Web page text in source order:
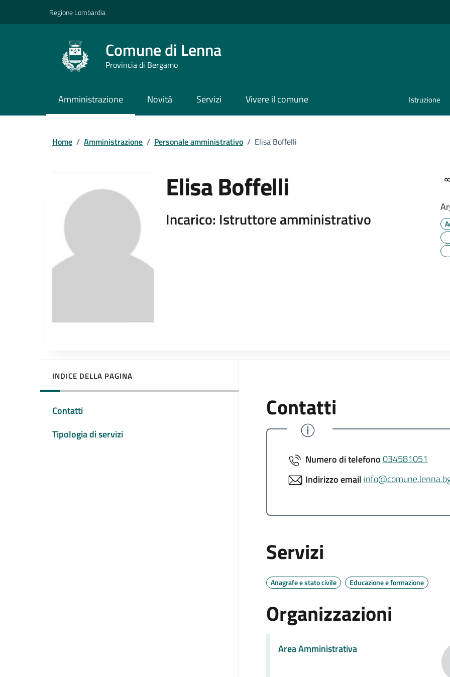
Regione Lombardia
Comune di Lenna
Provincia di Bergamo
Amministrazione Novità Servizi Vivere il comune Istruzione
Home / Amministrazione / Personale amministrativo / Elisa Boffelli
Elisa Boffelli
Incarico: Istruttore amministrativo
INDICE DELLA PAGINA
Contatti
Tipologia di servizi
Contatti
Numero di telefono034581051
Indirizzo email
Servizi
Anagrafe e stato civile Educazione e formazione
Organizzazioni
Area Amministrativa